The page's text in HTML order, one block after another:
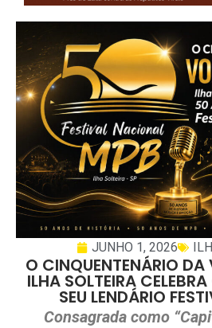
JUNHO 1, 2026
O CINQUENTENÁRIO
ILHA SOLTEIRA
SEU LENDÁRIO
Consagrada como